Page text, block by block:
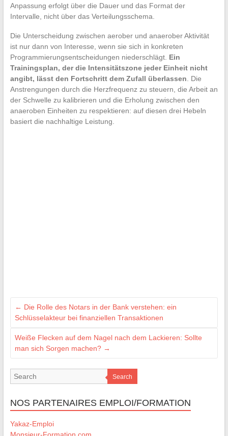
Anpassung erfolgt über die Dauer und das Format der
Intervalle, nicht über das Verteilungsschema.
Die Unterscheidung zwischen aerober und anaerober Aktivität
ist nur dann von Interesse, wenn sie sich in konkreten
Programmierungsentscheidungen niederschlägt. Ein
Trainingsplan, der die Intensitätszone jeder Einheit nicht
angibt, lässt den Fortschritt dem Zufall überlassen. Die
Anstrengungen durch die Herzfrequenz zu steuern, die Arbeit an
der Schwelle zu kalibrieren und die Erholung zwischen den
anaeroben Einheiten zu respektieren: auf diesen drei Hebeln
basiert die nachhaltige Leistung.
← Die Rolle des Notars in der Bank verstehen: ein
Schlüsselakteur bei finanziellen Transaktionen
Weiße Flecken auf dem Nagel nach dem Lackieren: Sollte
man sich Sorgen machen? →
Search
NOS PARTENAIRES EMPLOI/FORMATION
Yakaz-Emploi